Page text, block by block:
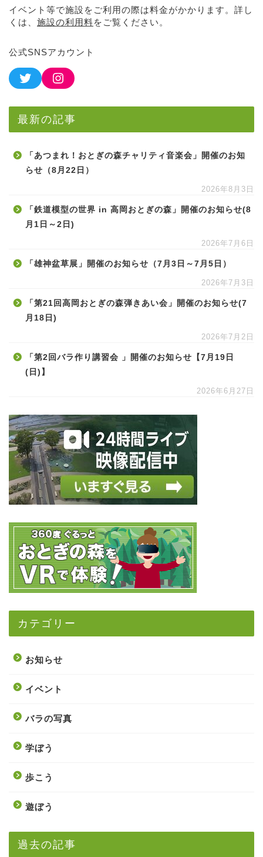
イベント等で施設をご利用の際は料金がかかります。詳し
くは、 施設の利用料をご覧ください。
公式SNSアカウント
最新の記事
「あつまれ！おとぎの森チャリティ音楽会」開催のお知
らせ（8月22日）
2026年8月3日
「鉄道模型の世界 in 高岡おとぎの森」開催のお知らせ(8
月1日～2日)
2026年7月6日
「雄神盆草展」開催のお知らせ（7月3日～7月5日）
2026年7月3日
「第21回高岡おとぎの森弾きあい会」開催のお知らせ(7
月18日)
2026年7月2日
「第2回バラ作り講習会 」開催のお知らせ【7月19日
(日)】
2026年6月27日
カテゴリー
お知らせ
イベント
バラの写真
学ぼう
歩こう
遊ぼう
過去の記事